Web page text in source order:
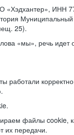
ИНН
Муниципальный
25).
«мы», речь
работали
файлы cookie,
их передачи.